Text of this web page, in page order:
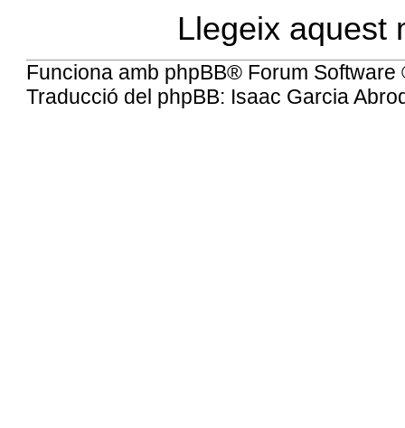
Llegeix aquest
Funciona amb phpBB® Forum Software
Traducció del phpBB: Isaac Garcia